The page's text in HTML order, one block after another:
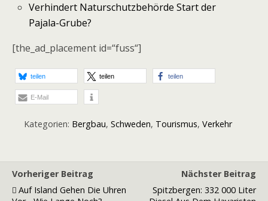
Verhindert Naturschutzbehörde Start der
Pajala-Grube?
[the_ad_placement id=“fuss“]
teilen teilen teilen
E-Mail
Kategorien: Bergbau, Schweden, Tourismus, Verkehr
Vorheriger Beitrag
Auf Island Gehen Die Uhren
Nächster Beitrag
Spitzbergen: 332 000 Liter